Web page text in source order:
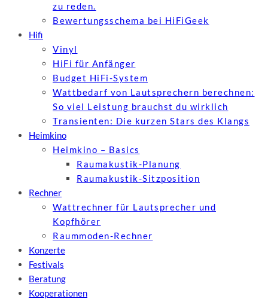
zu reden.
Bewertungs­schema bei HiFiGeek
Hifi
Vinyl
HiFi für Anfänger
Budget HiFi-System
Wattbedarf von Lautsprechern berechnen:
So viel Leistung brauchst du wirklich
Transienten: Die kurzen Stars des Klangs
Heimkino
Heimkino – Basics
Raumakustik-Planung
Raumakustik-Sitzposition
Rechner
Wattrechner für Lautsprecher und
Kopfhörer
Raummoden-Rechner
Konzerte
Festivals
Beratung
Kooperationen